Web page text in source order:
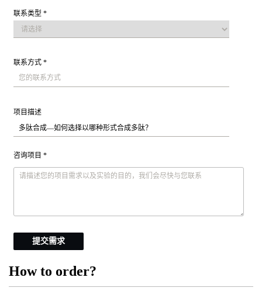
联系类型 *
联系方式 *
项目描述
咨询项目 *
提交需求
How to order?